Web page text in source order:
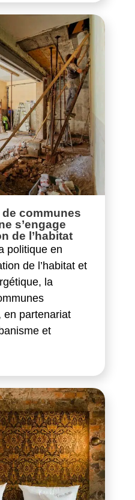
communes
s’engage
de l’habitat
politique en
de l’habitat et
la
en partenariat
et